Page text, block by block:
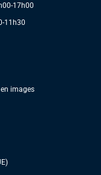
17h00
11h30
images